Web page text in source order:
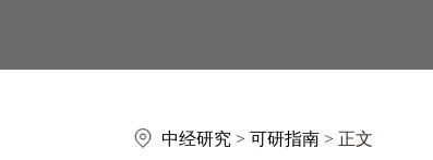
中经研究 > 可研指南 > 正文